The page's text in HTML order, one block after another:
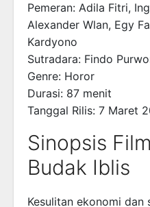
Pemeran: Adila Fitri,
Alexander Wlan, Egy
Kardyono
Sutradara: Findo
Genre: Horor
Durasi: 87 menit
Tanggal Rilis: 7 Maret
Sinopsis
Budak Iblis
Kesulitan ekonomi dan